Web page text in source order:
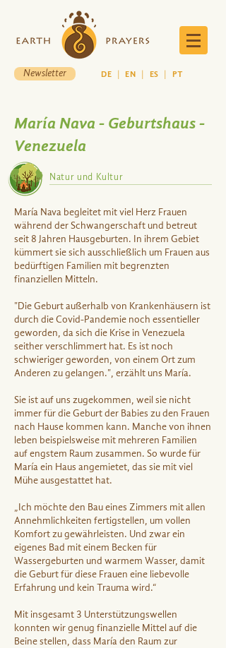
Newsletter DE |EN ES PT
María Nava - Geburtshaus -
Venezuela
Natur und Kultur
María Nava begleitet mit viel Herz Frauen
während der Schwangerschaft und betreut
seit 8 Jahren Hausgeburten. In ihrem Gebiet
kümmert sie sich ausschließlich um Frauen aus
bedürftigen Familien mit begrenzten
finanziellen Mitteln.
"Die Geburt außerhalb von Krankenhäusern ist
durch die Covid-Pandemie noch essentieller
geworden, da sich die Krise in Venezuela
seither verschlimmert hat. Es ist noch
schwieriger geworden, von einem Ort zum
Anderen zu gelangen.", erzählt uns María.
Sie ist auf uns zugekommen, weil sie nicht
immer für die Geburt der Babies zu den Frauen
nach Hause kommen kann. Manche von ihnen
leben beispielsweise mit mehreren Familien
auf engstem Raum zusammen. So wurde für
María ein Haus angemietet, das sie mit viel
Mühe ausgestattet hat.
„Ich möchte den Bau eines Zimmers mit allen
Annehmlichkeiten fertigstellen, um vollen
Komfort zu gewährleisten. Und zwar ein
eigenes Bad mit einem Becken für
Wassergeburten und warmem Wasser, damit
die Geburt für diese Frauen eine liebevolle
Erfahrung und kein Trauma wird.“
Mit insgesamt 3 Unterstützungswellen
konnten wir genug finanzielle Mittel auf die
Beine stellen, dass María den Raum zur